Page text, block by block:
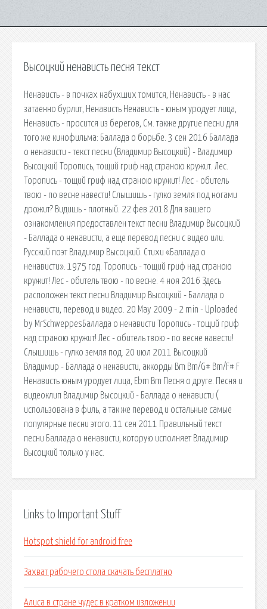
Высоцкий ненависть песня текст
Ненависть - в почках набухших томится, Ненависть - в нас
затаенно бурлит, Ненависть Ненависть - юным уродует лица,
Ненависть - просится из берегов, См. также другие песни для
того же кинофильма: Баллада о борьбе. 3 сен 2016 Баллада
о ненависти - текст песни (Владимир Высоцкий) - Владимир
Высоцкий Торопись, тощий гриф над страною кружит. Лес.
Торопись - тощий гриф над страною кружит! Лес - обитель
твою - по весне навести! Слышишь - гулко земля под ногами
дрожит? Видишь - плотный. 22 фев 2018 Для вашего
ознакомления предоставлен текст песни Владимир Высоцкий
- Баллада о ненависти, а еще перевод песни с видео или.
Русский поэт Владимир Высоцкий. Стихи «Баллада о
ненависти». 1975 год. Торопись - тощий гриф над страною
кружит! Лес - обитель твою - по весне. 4 ноя 2016 Здесь
расположен текст песни Владимир Высоцкий - Баллада о
ненависти, перевод и видео. 20 May 2009 - 2 min - Uploaded
by MrSchweppesБаллада о ненависти Торопись - тощий гриф
над страною кружит! Лес - обитель твою - по весне навести!
Слышишь - гулко земля под. 20 июл 2011 Высоцкий
Владимир - Баллада о ненависти, аккорды Bm Bm/G# Bm/F# F
Ненависть юным уродует лица, Еbm Bm Песня о друге. Песня и
видеоклип Владимир Высоцкий - Баллада о ненависти (
использована в филь, а так же перевод и остальные самые
популярные песни этого. 11 сен 2011 Правильный текст
песни Баллада о ненависти, которую исполняет Владимир
Высоцкий только у нас.
Links to Important Stuff
Hotspot shield for android free
Захват рабочего стола скачать бесплатно
Алиса в стране чудес в кратком изложении